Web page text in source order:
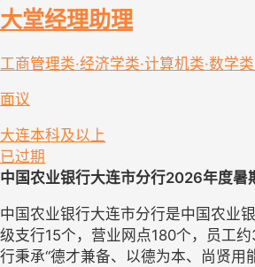
大堂经理助理
工商管理类·经济学类·计算机类·数学
面议
大连本科及以上
已过期
中国农业银行大连市分行2026年度暑
中国农业银行大连市分行是中国农业
级支行15个，营业网点180个，员工
行秉承“德才兼备、以德为本、尚贤用